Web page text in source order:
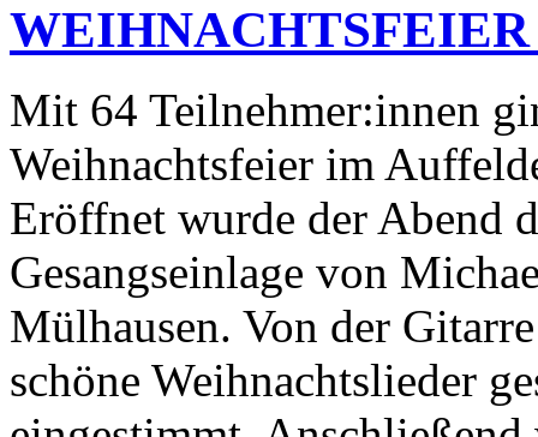
WEIHNACHTSFEIER
Mit 64 Teilnehmer:innen
Weihnachtsfeier im
Eröffnet wurde der Abend
Gesangseinlage von
Mülhausen. Von der
schöne Weihnachtslieder